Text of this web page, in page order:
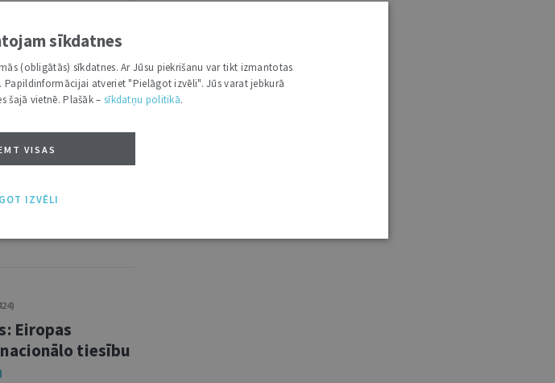
Eiropas
tiesību
sīkdatnes
(obligātās) sīkdatnes. Ar Jūsu piekrišanu var tikt izmantotas
atveriet "Pielāgot izvēli". Jūs varat jebkurā
šajā vietnē. Plašāk – sīkdatņu politikā.
VISAS
IZVĒLI